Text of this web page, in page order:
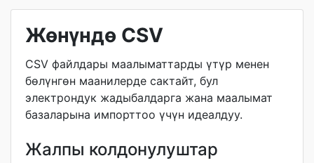
Жөнүндө CSV
CSV файлдары маалыматтарды үтүр менен
бөлүнгөн маанилерде сактайт, бул
электрондук жадыбалдарга жана маалымат
базаларына импорттоо үчүн идеалдуу.
Жалпы колдонулуштар